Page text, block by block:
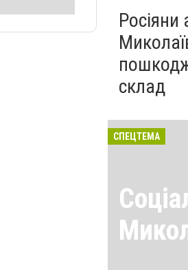
Росіяни
склад
СПЕЦТЕМА